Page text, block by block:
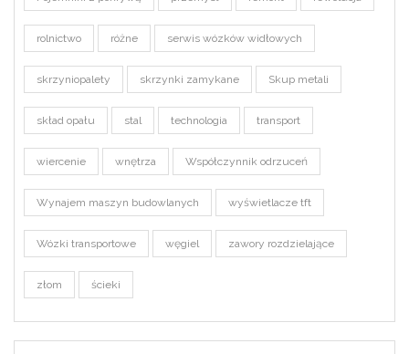
rolnictwo różne serwis wózków widłowych
skrzyniopalety skrzynki zamykane Skup metali
skład opału stal technologia transport
wiercenie wnętrza Współczynnik odrzuceń
Wynajem maszyn budowlanych wyświetlacze tft
Wózki transportowe węgiel zawory rozdzielające
złom ścieki